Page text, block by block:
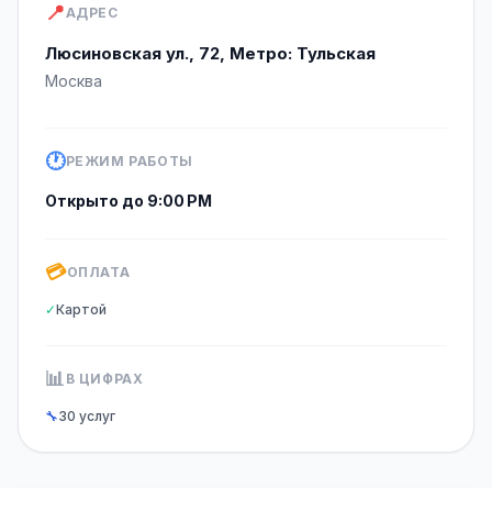
📍АДРЕС
Люсиновская ул., 72, Метро: Тульская
Москва
🕐РЕЖИМ РАБОТЫ
Открыто до 9:00 PM
💳ОПЛАТА
✓Картой
📊 В ЦИФРАХ
🔧30 услуг